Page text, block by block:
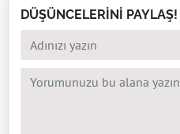
DÜŞÜNCELERİNİ PAYLAŞ!